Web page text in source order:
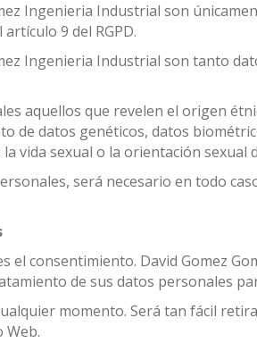
Ingenieria Industrial son
9 del RGPD.
Ingenieria Industrial son tanto
aquellos que revelen el origen
de datos genéticos, datos
vida sexual o la orientación sexual
será necesario en todo
el consentimiento. David Gomez
de sus datos personales
momento. Será tan fácil
Web.